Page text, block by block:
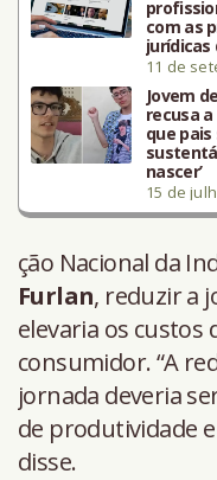
com as
jurídicas
11 de
Jovem
recusa
que
nascer’
15 de
ção Nacional da
Furlan, reduzir a
elevaria os custos
consumidor. “A
jornada deveria
de produtividade
disse.